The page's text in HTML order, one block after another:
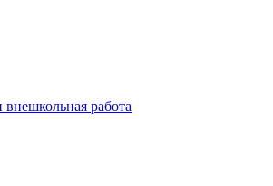
работа